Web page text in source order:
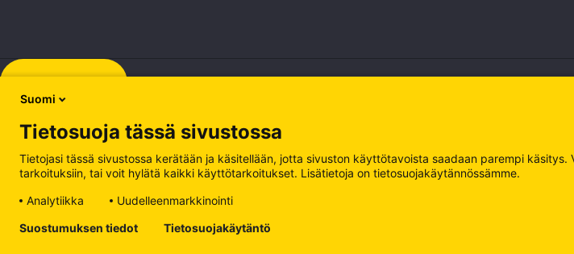
Rekisteröidy
Käsittele evästeitä Tietosuojakäytäntö
Suomi
Tietosuoja tässä sivustossa
Tietojasi tässä sivustossa kerätään ja käsitellään, jotta sivuston käyttötavoista saadaan parempi käsitys.
tarkoituksiin, tai voit hylätä kaikki käyttötarkoitukset. Lisätietoja on tietosuojakäytännössämme.
Analytiikka
Uudelleenmarkkinointi
Suostumuksen tiedot
Tietosuojakäytäntö